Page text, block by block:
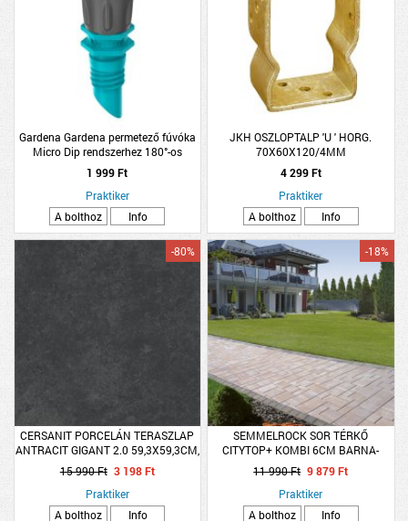
Gardena Gardena permetező fúvóka
Micro Dip rendszerhez 180°-os
1 999 Ft
Praktiker
A bolthoz
Info
JKH OSZLOPTALP 'U ' HORG.
70X60X120/4MM
4 299 Ft
Praktiker
A bolthoz
Info
CERSANIT PORCELÁN TERASZLAP
ANTRACIT GIGANT 2.0 59,3X59,3CM,
G1 2DARAB
-80%
15 990 Ft 3 198 Ft
Praktiker
A bolthoz
Info
SEMMELROCK SOR TÉRKŐ
CITYTOP+ KOMBI 6CM BARNA-
FEHÉR
-18%
11 990 Ft 9 879 Ft
Praktiker
A bolthoz
Info